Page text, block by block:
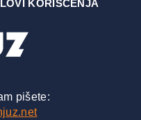
KORIŠĆENJA
pišete: